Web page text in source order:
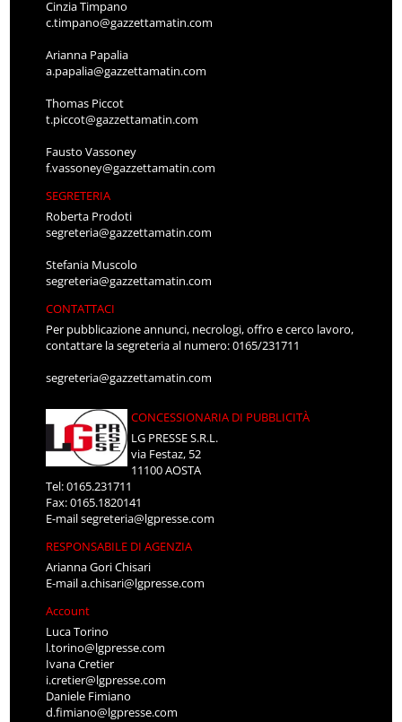
Cinzia Timpano
c.timpano@gazzettamatin.com
Arianna Papalia
a.papalia@gazzettamatin.com
Thomas Piccot
t.piccot@gazzettamatin.com
Fausto Vassoney
f.vassoney@gazzettamatin.com
SEGRETERIA
Roberta Prodoti
segreteria@gazzettamatin.com
Stefania Muscolo
segreteria@gazzettamatin.com
CONTATTACI
Per pubblicazione annunci, necrologi, offro e cerco lavoro,
contattare la segreteria al numero: 0165/231711
segreteria@gazzettamatin.com
CONCESSIONARIA DI PUBBLICITÀ
LG PRESSE S.R.L.
via Festaz, 52
11100 AOSTA
Tel: 0165.231711
Fax: 0165.1820141
E-mailsegreteria@lgpresse.com
RESPONSABILE DI AGENZIA
Arianna Gori Chisari
E-maila.chisari@lgpresse.com
Account
Luca Torino
l.torino@lgpresse.com
Ivana Cretier
i.cretier@lgpresse.com
Daniele Fimiano
d.fimiano@lgpresse.com